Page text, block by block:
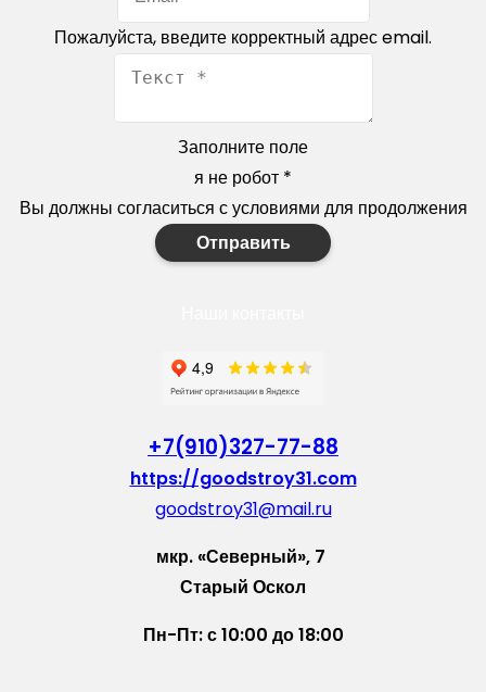
Пожалуйста, введите корректный адрес email.
Заполните поле
я не робот *
Вы должны согласиться с условиями для продолжения
Отправить
+7(910)327-77-88
https://goodstroy31.com
goodstroy31@mail.ru
мкр. «Северный», 7
Старый Оскол
Пн-Пт: с 10:00 до 18:00